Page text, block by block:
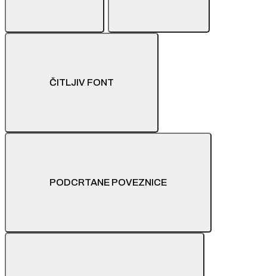
ČITLJIV FONT
PODCRTANE POVEZNICE